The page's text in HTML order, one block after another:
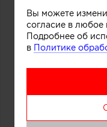
Вы можете
согласие в
Подробнее об
в Политике